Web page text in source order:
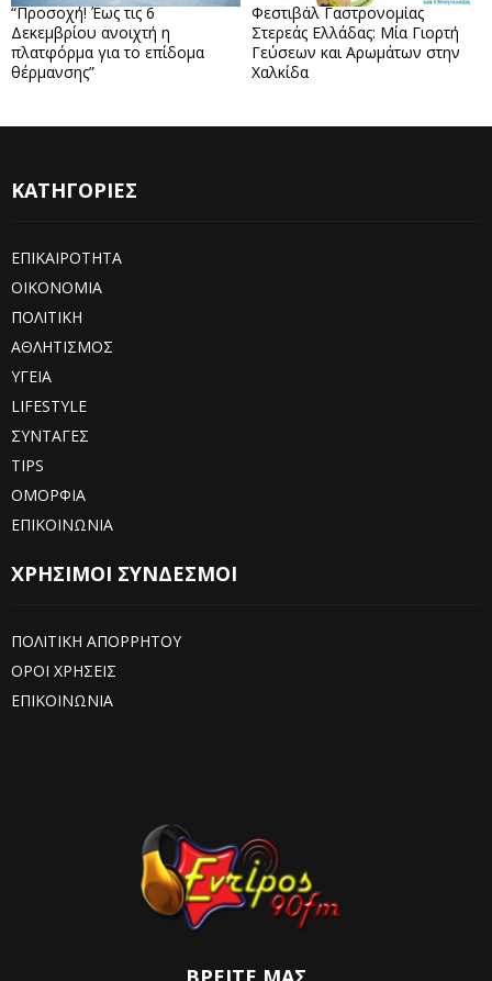
“Προσοχή! Έως τις 6
Δεκεμβρίου ανοιχτή η
πλατφόρμα για το επίδομα
θέρμανσης”
Φεστιβάλ Γαστρονομίας
Στερεάς Ελλάδας: Μία Γιορτή
Γεύσεων και Αρωμάτων στην
Χαλκίδα
ΚΑΤΗΓΟΡΙΕΣ
ΕΠΙΚΑΙΡΟΤΗΤΑ
ΟΙΚΟΝΟΜΙΑ
ΠΟΛΙΤΙΚΗ
ΑΘΛΗΤΙΣΜΟΣ
ΥΓΕΙΑ
LIFESTYLE
ΣΥΝΤΑΓΕΣ
TIPS
ΟΜΟΡΦΙΑ
ΕΠΙΚΟΙΝΩΝΙΑ
ΧΡΗΣΙΜΟΙ ΣΥΝΔΕΣΜΟΙ
ΠΟΛΙΤΙΚΗ ΑΠΟΡΡΗΤΟΥ
ΟΡΟΙ ΧΡΗΣΕΙΣ
ΕΠΙΚΟΙΝΩΝΙΑ